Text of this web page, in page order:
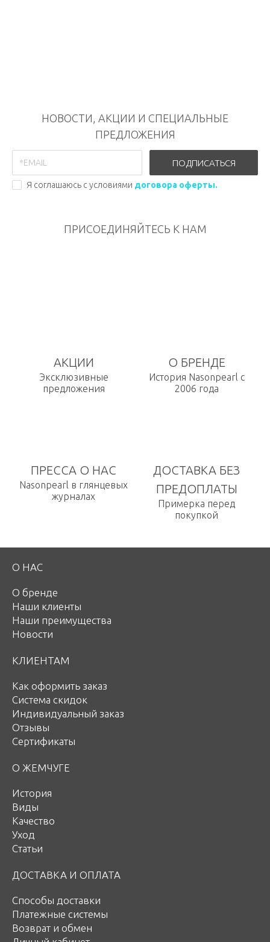
НОВОСТИ, АКЦИИ И СПЕЦИАЛЬНЫЕ
ПРЕДЛОЖЕНИЯ
ПОДПИСАТЬСЯ
Я соглашаюсь с условиями договора оферты.
ПРИСОЕДИНЯЙТЕСЬ К НАМ
АКЦИИ
Эксклюзивные
предложения
О БРЕНДЕ
История Nasonpearl с
2006 года
ПРЕССА О НАС
Nasonpearl в глянцевых
журналах
ДОСТАВКА БЕЗ
ПРЕДОПЛАТЫ
Примерка перед
покупкой
О НАС
О бренде
Наши клиенты
Наши преимущества
Новости
КЛИЕНТАМ
Как оформить заказ
Система скидок
Индивидуальный заказ
Отзывы
Сертификаты
О ЖЕМЧУГЕ
История
Виды
Качество
Уход
Статьи
ДОСТАВКА И ОПЛАТА
Способы доставки
Платежные системы
Возврат и обмен